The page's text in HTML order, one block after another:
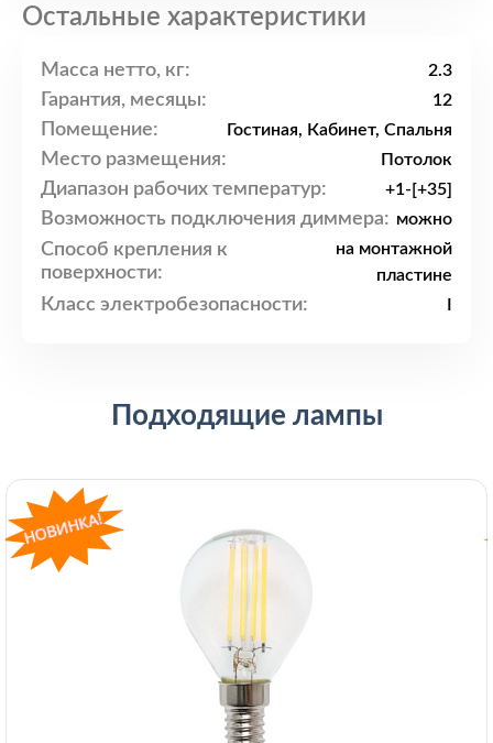
Остальные характеристики
Масса нетто, кг: 2.3
Гарантия, месяцы: 12
Помещение: Гостиная, Кабинет, Спальня
Место размещения: Потолок
Диапазон рабочих температур: +1-[+35]
Возможность подключения диммера: можно
Способ крепления к
поверхности:
на монтажной
пластине
Класс электробезопасности:
Подходящие лампы